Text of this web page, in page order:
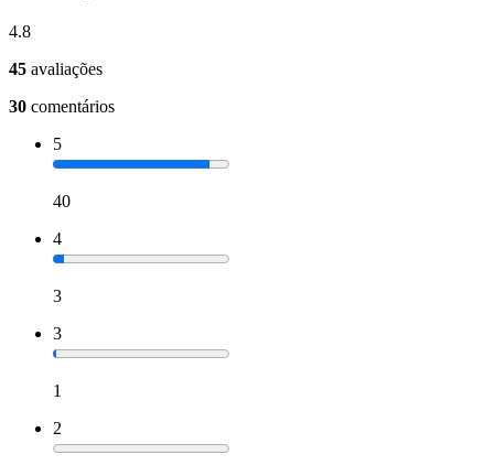
4.8
45 avaliações
30 comentários
5
40
4
3
3
1
2